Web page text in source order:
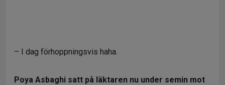
– I dag förhoppningsvis haha.
Poya Asbaghi satt på läktaren nu under semin mot